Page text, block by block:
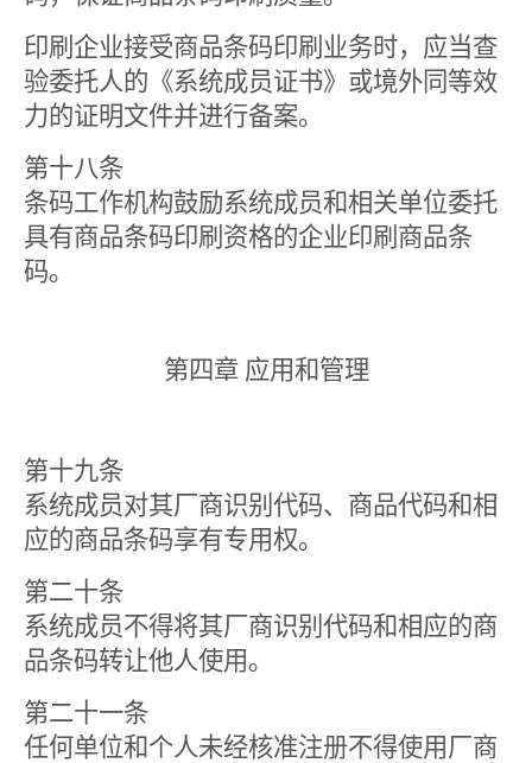
印刷企业接受商品条码印刷业务时，应当查
验委托人的《系统成员证书》或境外同等效
力的证明文件并进行备案。
第十八条
条码工作机构鼓励系统成员和相关单位委托
具有商品条码印刷资格的企业印刷商品条
码。
第四章 应用和管理
第十九条
系统成员对其厂商识别代码、商品代码和相
应的商品条码享有专用权。
第二十条
系统成员不得将其厂商识别代码和相应的商
品条码转让他人使用。
第二十一条
任何单位和个人未经核准注册不得使用厂商